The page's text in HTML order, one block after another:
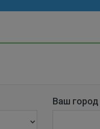
Ваш город